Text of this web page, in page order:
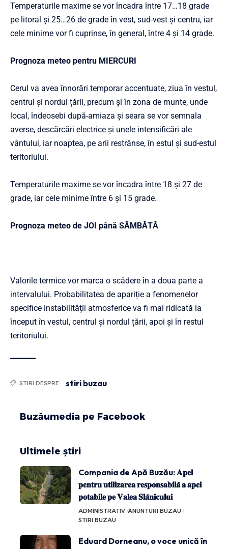
Temperaturile maxime se vor încadra între 17…18 grade
pe litoral şi 25…26 de grade în vest, sud-vest și centru, iar
cele minime vor fi cuprinse, în general, între 4 şi 14 grade.
Prognoza meteo pentru MIERCURI
Cerul va avea înnorări temporar accentuate, ziua în vestul,
centrul și nordul țării, precum și în zona de munte, unde
local, îndeosebi după-amiaza și seara se vor semnala
averse, descărcări electrice și unele intensificări ale
vântului, iar noaptea, pe arii restrânse, în estul și sud-estul
teritoriului.
Temperaturile maxime se vor încadra între 18 şi 27 de
grade, iar cele minime între 6 şi 15 grade.
Prognoza meteo de JOI până SÂMBĂTĂ
Valorile termice vor marca o scădere în a doua parte a
intervalului. Probabilitatea de apariție a fenomenelor
specifice instabilității atmosferice va fi mai ridicată la
început în vestul, centrul și nordul țării, apoi și în restul
teritoriului.
ȘTIRI DESPRE: stiri buzau
Buzăumedia pe Facebook
Ultimele știri
Compania de Apă Buzău: 𝐀𝐩𝐞𝐥
𝐩𝐞𝐧𝐭𝐫𝐮 𝐮𝐭𝐢𝐥𝐢𝐳𝐚𝐫𝐞𝐚 𝐫𝐞𝐬𝐩𝐨𝐧𝐬𝐚𝐛𝐢𝐥𝐚̆ 𝐚 𝐚𝐩𝐞𝐢
𝐩𝐨𝐭𝐚𝐛𝐢𝐥𝐞 𝐩𝐞 𝐕𝐚𝐥𝐞𝐚 𝐒𝐥𝐚̆𝐧𝐢𝐜𝐮𝐥𝐮𝐢
ADMINISTRATIV ANUNTURI BUZAU
STIRI BUZAU
Eduard Dorneanu, o voce unică în